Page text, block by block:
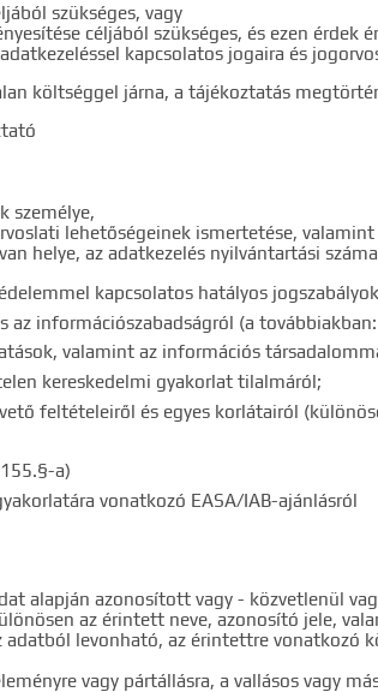
szükséges, vagy
céljából szükséges, és ezen
kapcsolatos jogaira és
költséggel járna, a tájékoztatás
személye,
lehetőségeinek ismertetése, valamint
helye, az adatkezelés nyilvántartási
kapcsolatos hatályos
az információszabadságról (a
valamint az információs
kereskedelmi gyakorlat tilalmáról;
feltételeiről és egyes korlátairól
a)
vonatkozó EASA/IAB-ajánlásról
alapján azonosított vagy - közvetlenül
az érintett neve, azonosító jele,
levonható, az érintettre vonatkozó
vagy pártállásra, a vallásos vagy